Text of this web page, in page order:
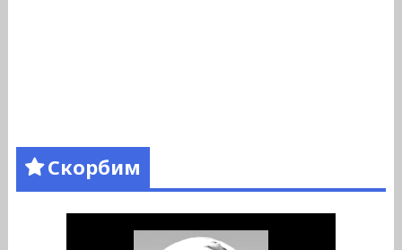
Скорбим